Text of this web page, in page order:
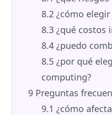
8.2 ¿cómo
8.3 ¿qué costos
8.4 ¿puedo
8.5 ¿por qué
computing?
9 Preguntas
9.1 ¿cómo